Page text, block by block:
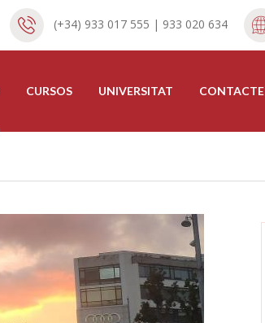
(+34) 933 017 555 | 933 020 634
CURSOS UNIVERSITAT CONTACTE